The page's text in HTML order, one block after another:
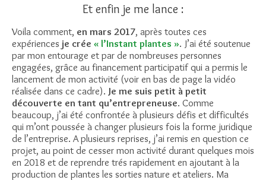
Et enfin je me lance :
Voila comment, en mars 2017, après toutes ces
expériences je crée « l’Instant plantes ». J’ai été soutenue
par mon entourage et par de nombreuses personnes
engagées, grâce au financement participatif qui a permis le
lancement de mon activité (voir en bas de page la vidéo
réalisée dans ce cadre). Je me suis petit à petit
découverte en tant qu’entrepreneuse. Comme
beaucoup, j’ai été confrontée à plusieurs défis et difficultés
qui m’ont poussée à changer plusieurs fois la forme juridique
de l’entreprise. A plusieurs reprises, j’ai remis en question ce
projet, au point de cesser mon activité durant quelques mois
en 2018 et de reprendre trés rapidement en ajoutant à la
production de plantes les sorties nature et ateliers. Ma